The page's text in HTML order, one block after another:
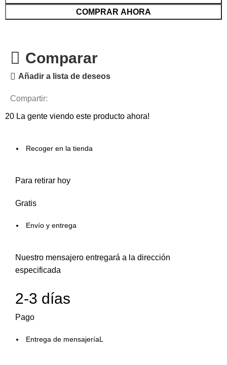
COMPRAR AHORA
Comparar
Añadir a lista de deseos
Compartir:
20 La gente viendo este producto ahora!
Recoger en la tienda
Para retirar hoy
Gratis
Envío y entrega
Nuestro mensajero entregará a la dirección
especificada
2-3 días
Pago
Entrega de mensajeríaL